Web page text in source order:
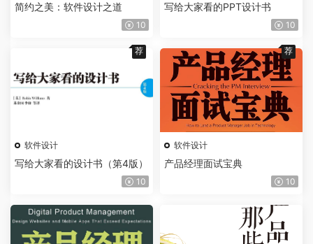
简约之美：软件设计之道
10
写给大家看的PPT设计书
10
软件设计
写给大家看的设计书（第4版）
10
荐
软件设计
产品经理面试宝典
10
荐